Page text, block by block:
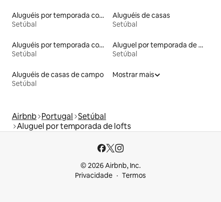
Aluguéis por temporada com banheiro para PCD
Setúbal
Aluguéis de casas
Setúbal
Aluguéis por temporada com cama de altura acessível
Setúbal
Aluguel por temporada de microcasas
Setúbal
Aluguéis de casas de campo
Setúbal
Mostrar mais
Airbnb Portugal Setúbal
Aluguel por temporada de lofts
© 2026 Airbnb, Inc.
Privacidade
Termos